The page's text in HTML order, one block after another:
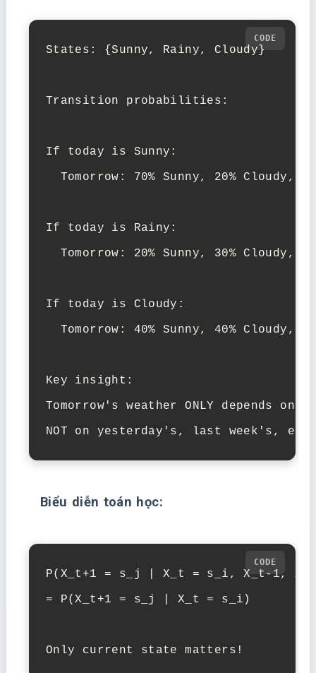
States: {Sunny, Rainy, Cloudy}
Transition probabilities:
If today is Sunny:
Tomorrow: 70% Sunny, 20% Cloudy,
If today is Rainy:
Tomorrow: 20% Sunny, 30% Cloudy,
If today is Cloudy:
Tomorrow: 40% Sunny, 40% Cloudy,
Key insight:
Tomorrow's weather ONLY depends on
NOT on yesterday's, last week's,
Biểu diễn toán học:
P(X_t+1 = s_j | X_t = s_i, X_t-1,
= P(X_t+1 = s_j | X_t = s_i)
Only current state matters!